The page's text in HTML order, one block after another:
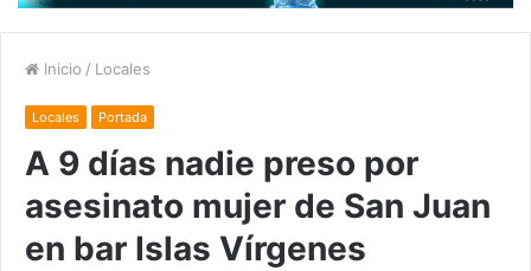
Inicio / Locales
Locales Portada
A 9 días nadie preso por
asesinato mujer de San Juan
en bar Islas Vírgenes